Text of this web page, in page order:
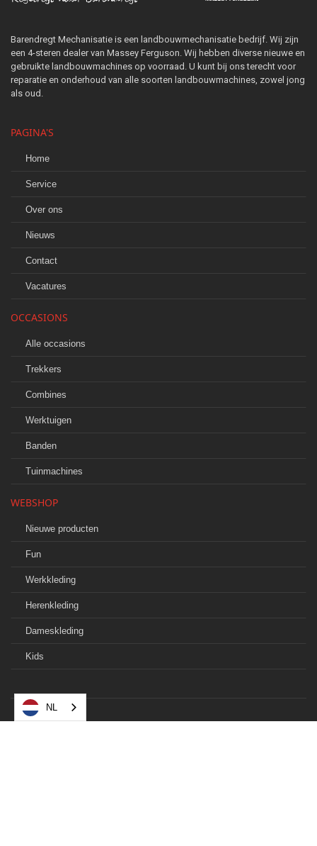
Barendregt Mechanisatie is een landbouwmechanisatie bedrijf. Wij zijn
een 4-steren dealer van Massey Ferguson. Wij hebben diverse nieuwe en
gebruikte landbouwmachines op voorraad. U kunt bij ons terecht voor
reparatie en onderhoud van alle soorten landbouwmachines, zowel jong
als oud.
PAGINA'S
Home
Service
Over ons
Nieuws
Contact
Vacatures
OCCASIONS
Alle occasions
Trekkers
Combines
Werktuigen
Banden
Tuinmachines
WEBSHOP
Nieuwe producten
Fun
Werkkleding
Herenkleding
Dameskleding
Kids
NL